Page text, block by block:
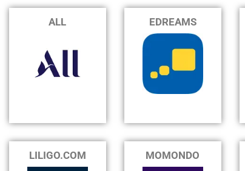
ALL EDREAMS
LILIGO.COM MOMONDO